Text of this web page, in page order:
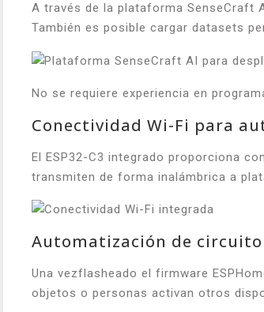
A través de la plataforma SenseCraft
También es posible cargar datasets
No se requiere experiencia en
Conectividad Wi-Fi para
El ESP32-C3 integrado proporciona
transmiten de forma inalámbrica a
Automatización de
Una vezflasheado el firmware
objetos o personas activan otros